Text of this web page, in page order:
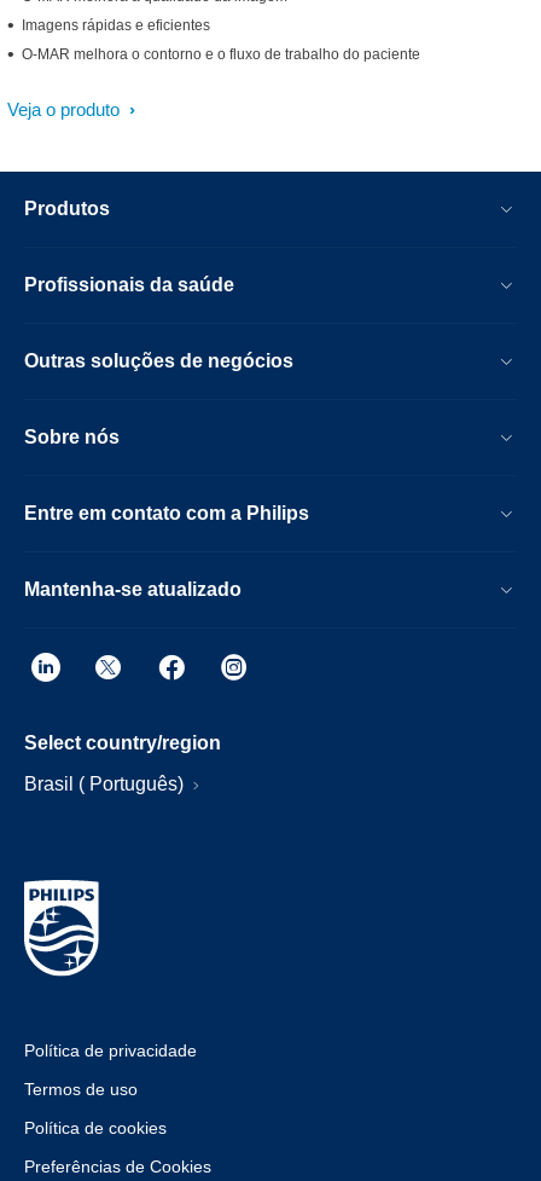
Imagens rápidas e eficientes
O-MAR melhora o contorno e o fluxo de trabalho do paciente
Veja o produto
Produtos
Profissionais da saúde
Outras soluções de negócios
Sobre nós
Entre em contato com a Philips
Mantenha-se atualizado
Select country/region
Brasil ( Português)
Política de privacidade
Termos de uso
Política de cookies
Preferências de Cookies